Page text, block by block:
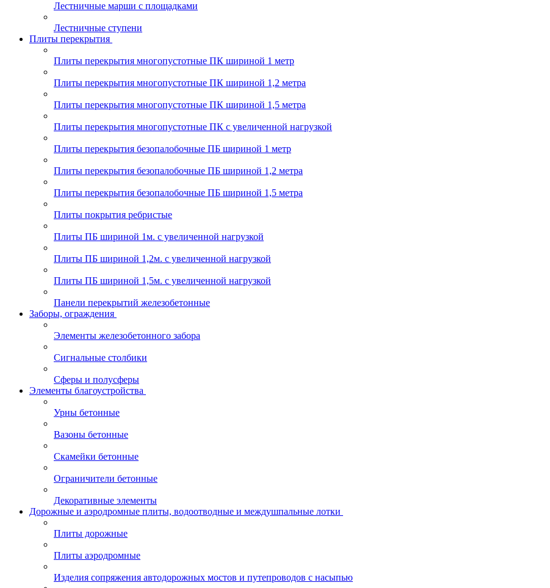
Лестничные марши с площадками
Лестничные ступени
Плиты перекрытия
Плиты перекрытия многопустотные ПК шириной 1 метр
Плиты перекрытия многопустотные ПК шириной 1,2 метра
Плиты перекрытия многопустотные ПК шириной 1,5 метра
Плиты перекрытия многопустотные ПК с увеличенной нагрузкой
Плиты перекрытия безопалобочные ПБ шириной 1 метр
Плиты перекрытия безопалобочные ПБ шириной 1,2 метра
Плиты перекрытия безопалобочные ПБ шириной 1,5 метра
Плиты покрытия ребристые
Плиты ПБ шириной 1м. с увеличенной нагрузкой
Плиты ПБ шириной 1,2м. с увеличенной нагрузкой
Плиты ПБ шириной 1,5м. с увеличенной нагрузкой
Панели перекрытий железобетонные
Заборы, ограждения
Элементы железобетонного забора
Сигнальные столбики
Сферы и полусферы
Элементы благоустройства
Урны бетонные
Вазоны бетонные
Скамейки бетонные
Ограничители бетонные
Декоративные элементы
Дорожные и аэродромные плиты, водоотводные и междушпальные лотки
Плиты дорожные
Плиты аэродромные
Изделия сопряжения автодорожных мостов и путепроводов с насыпью